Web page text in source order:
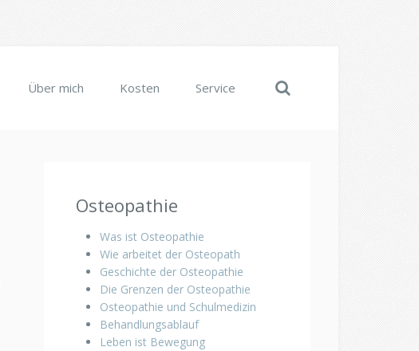
Über mich Kosten Service
Osteopathie
Was ist Osteopathie
Wie arbeitet der Osteopath
Geschichte der Osteopathie
Die Grenzen der Osteopathie
Osteopathie und Schulmedizin
Behandlungsablauf
Leben ist Bewegung